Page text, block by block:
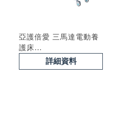
亞護倍愛 三馬達電動養
護床
型號 : BL-BHR63
詳細資料